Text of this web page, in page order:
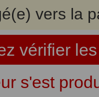
vers la
vérifier
s'est